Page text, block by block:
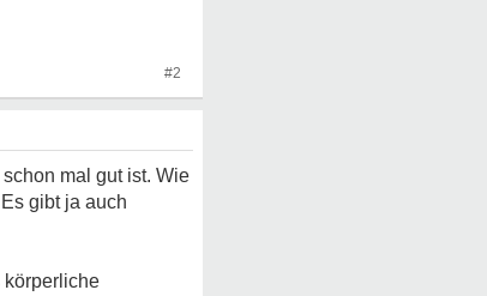
#2
mal gut ist. Wie
gibt ja auch
körperliche